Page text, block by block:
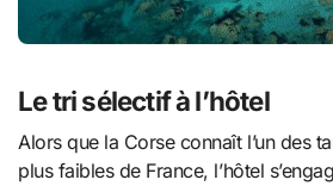
Le tri sélectif à l’hôtel
Alors que la Corse connaît l’un des taux de recyclage les
plus faibles de France, l’hôtel